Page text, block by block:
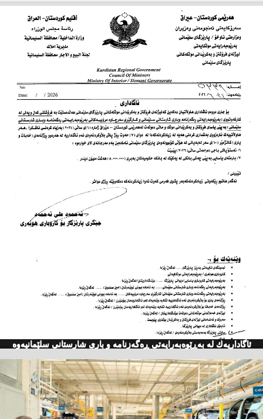
ئاگاداریه‌ك له‌ به‌ڕێوه‌به‌رایه‌تی ڕه‌گه‌زنامه‌ و باری شارستانی سلێمانیه‌وه‌